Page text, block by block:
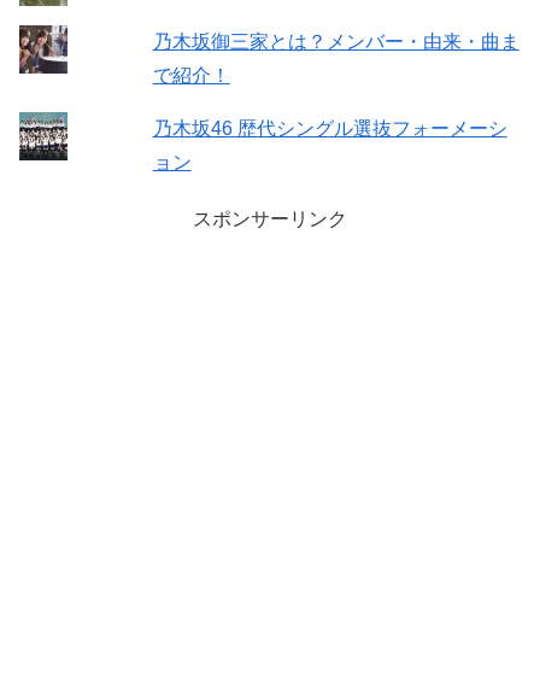
乃木坂御三家とは？メンバー・由来・曲ま
で紹介！
乃木坂46 歴代シングル選抜フォーメーシ
ョン
スポンサーリンク